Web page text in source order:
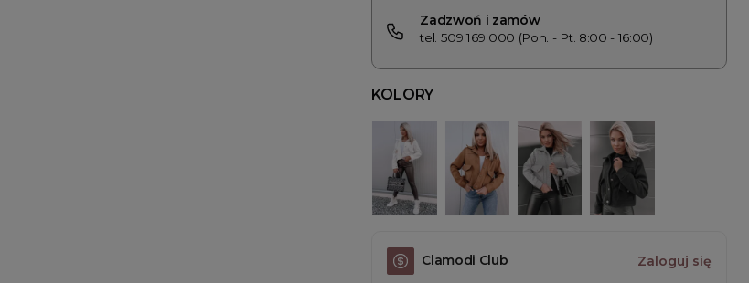
Zadzwoń i zamów
tel. 509 169 000 (Pon. - Pt. 8:00 - 16:00)
KOLORY
Clamodi Club Zaloguj się